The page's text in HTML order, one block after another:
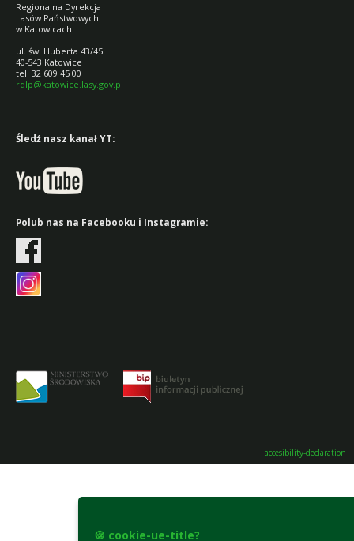
Regionalna Dyrekcja
Lasów Państwowych
w Katowicach
ul. św. Huberta 43/45
40-543 Katowice
tel. 32 609 45 00
rdlp@katowice.lasy.gov.pl
Śledź nasz kanał YT:
Polub nas na Facebooku i Instagramie:
accesibility-declaration
🍪 cookie-ue-title?